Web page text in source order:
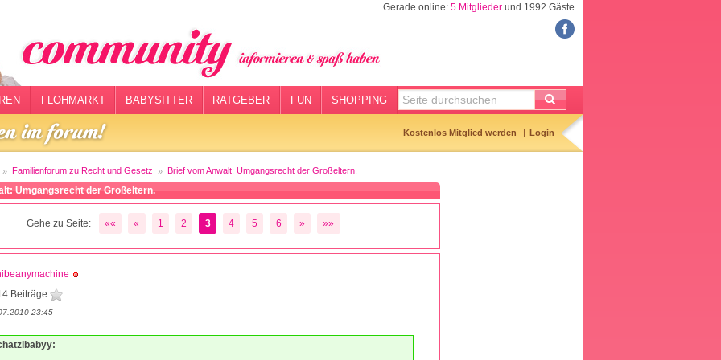
Gerade online: 5 Mitglieder und 1992 Gäste
FLOHMARKT BABYSITTER RATGEBER FUN SHOPPING
Kostenlos Mitglied werden Login
Familienforum zu Recht und Gesetz Brief vom Anwalt: Umgangsrecht der Großeltern.
Umgangsrecht der Großeltern.
Gehe zu Seite: «« « 1 2 3 4 5 6 » »»
Beiträge
23:45